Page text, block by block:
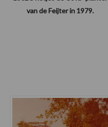
van de Feijter in 1979.